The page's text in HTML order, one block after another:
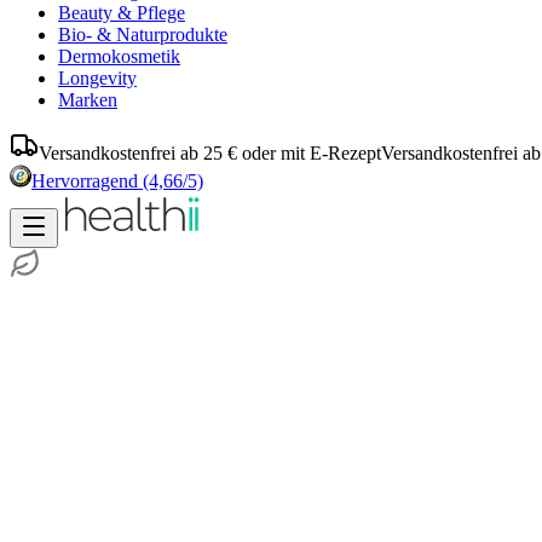
Beauty & Pflege
Bio- & Naturprodukte
Dermokosmetik
Longevity
Marken
Versandkostenfrei ab 25 € oder mit E-RezeptVersandkostenfrei
Hervorragend (4,66/5)